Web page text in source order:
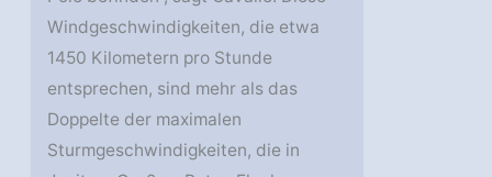
Windgeschwindigkeiten, die etwa
1450 Kilometern pro Stunde
entsprechen, sind mehr als das
Doppelte der maximalen
Sturmgeschwindigkeiten, die in